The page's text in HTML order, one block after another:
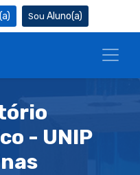
Aluno(a)
- UNIP